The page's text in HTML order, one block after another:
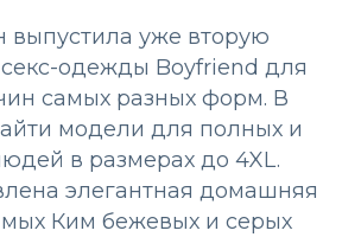
уже вторую
одежды Boyfriend для
самых разных форм. В
модели для полных и
в размерах до 4XL.
элегантная домашняя
Ким бежевых и серых